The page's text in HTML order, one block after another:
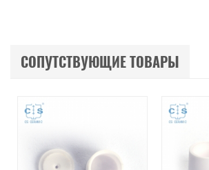
СОПУТСТВУЮЩИЕ ТОВАРЫ